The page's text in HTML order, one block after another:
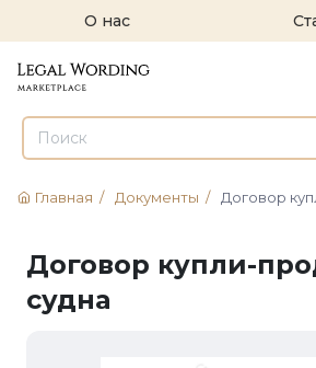
О нас
Главная / Документы / Договор
Договор купли-
судна